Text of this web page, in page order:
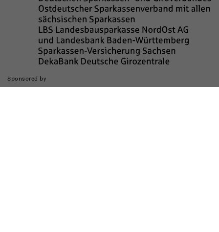
Sponsored by